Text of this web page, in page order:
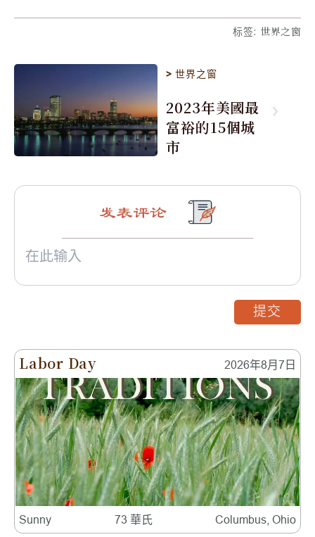
标签: 世界之窗
>世界之窗
2023年美國最
富裕的15個城
市
Labor Day 2026年8月7日
Sunny 73 華氏 Columbus, Ohio
发表评论
提交